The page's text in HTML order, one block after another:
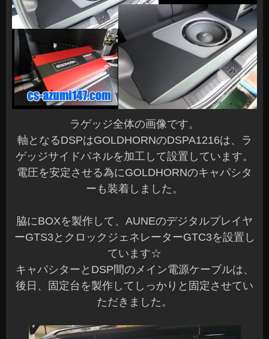
ラゲッジ全体の画像です。
軸となるDSPはGOLDHORNのDSPA1216は、ラ
ゲッジサイドパネルを加工して設置しています。
電圧を安定させる為にGOLDHORNのキャパシタ
ーも装着しました。
脇にBOXを製作して、AUNEのデジタルプレイヤ
ーGTS3とクロックジェネレーターGTC3を設置し
ています☆
キャパシターとDSP間のメイン電源ケーブルは、
後日、固定台を製作してしっかりと固定させてい
ただきました。